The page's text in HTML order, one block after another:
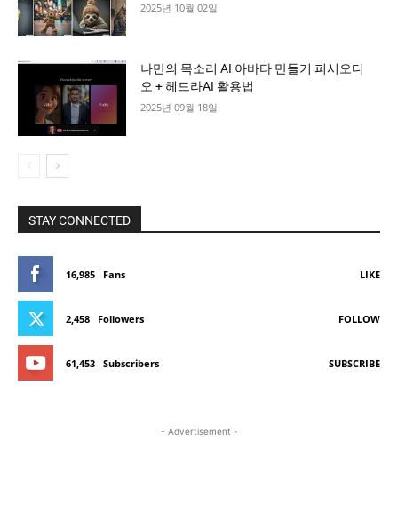
2025년 10월 02일
나만의 목소리 AI 아바타 만들기 피시오디
오 + 헤드라AI 활용법
2025년 09월 18일
STAY CONNECTED
16,985 Fans LIKE
2,458 Followers FOLLOW
61,453 Subscribers SUBSCRIBE
- Advertisement -